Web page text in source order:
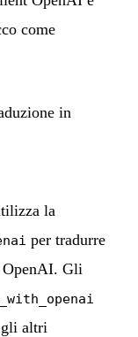
come
in
la
per tradurre
OpenAI. Gli
gli altri